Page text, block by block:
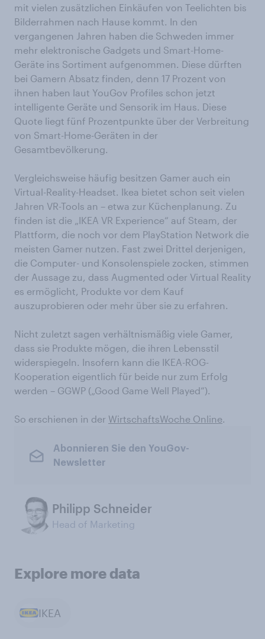
mit vielen zusätzlichen Einkäufen von Teelichten bis
Bilderrahmen nach Hause kommt. In den
vergangenen Jahren haben die Schweden immer
mehr elektronische Gadgets und Smart-Home-
Geräte ins Sortiment aufgenommen. Diese dürften
bei Gamern Absatz finden, denn 17 Prozent von
ihnen haben laut YouGov Profiles schon jetzt
intelligente Geräte und Sensorik im Haus. Diese
Quote liegt fünf Prozentpunkte über der Verbreitung
von Smart-Home-Geräten in der
Gesamtbevölkerung.
Vergleichsweise häufig besitzen Gamer auch ein
Virtual-Reality-Headset. Ikea bietet schon seit vielen
Jahren VR-Tools an – etwa zur Küchenplanung. Zu
finden ist die „IKEA VR Experience“ auf Steam, der
Plattform, die noch vor dem PlayStation Network die
meisten Gamer nutzen. Fast zwei Drittel derjenigen,
die Computer- und Konsolenspiele zocken, stimmen
der Aussage zu, dass Augmented oder Virtual Reality
es ermöglicht, Produkte vor dem Kauf
auszuprobieren oder mehr über sie zu erfahren.
Nicht zuletzt sagen verhältnismäßig viele Gamer,
dass sie Produkte mögen, die ihren Lebensstil
widerspiegeln. Insofern kann die IKEA-ROG-
Kooperation eigentlich für beide nur zum Erfolg
werden – GGWP („Good Game Well Played“).
So erschienen in der WirtschaftsWoche Online.
Abonnieren Sie den YouGov-
Newsletter
Philipp Schneider
Head of Marketing
Explore more data
IKEA